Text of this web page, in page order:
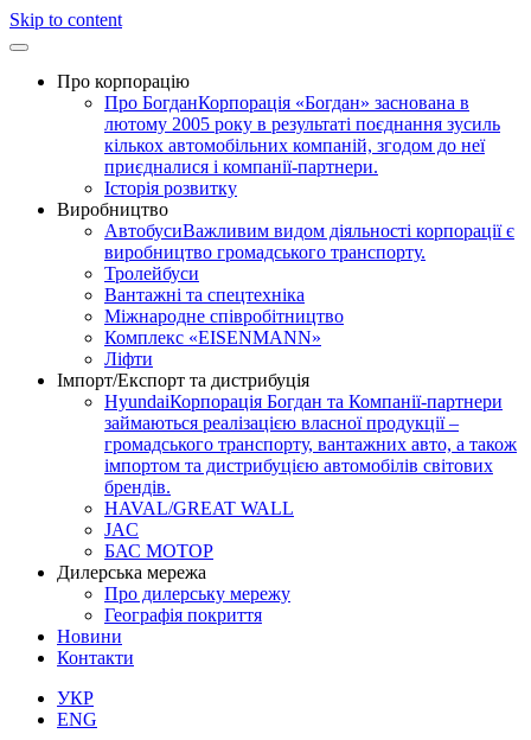
Skip to content
Про корпорацію
Про БогданКорпорація «Богдан» заснована в
лютому 2005 року в результаті поєднання зусиль
кількох автомобільних компаній, згодом до неї
приєдналися і компанії-партнери.
Історія розвитку
Виробництво
АвтобусиВажливим видом діяльності корпорації є
виробництво громадського транспорту.
Тролейбуси
Вантажні та спецтехніка
Міжнародне співробітництво
Комплекс «EISENMANN»
Ліфти
Імпорт/Експорт та дистрибуція
HyundaiКорпорація Богдан та Компанії-партнери
займаються реалізацією власної продукції –
громадського транспорту, вантажних авто, а також
імпортом та дистрибуцією автомобілів світових
брендів.
HAVAL/GREAT WALL
JAC
БАС МОТОР
Дилерська мережа
Про дилерську мережу
Географія покриття
Новини
Контакти
УКР
ENG